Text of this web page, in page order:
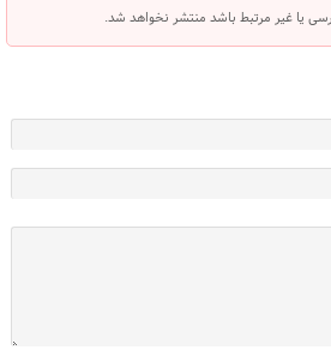
یا غیر مرتبط باشد منتشر نخواهد شد.